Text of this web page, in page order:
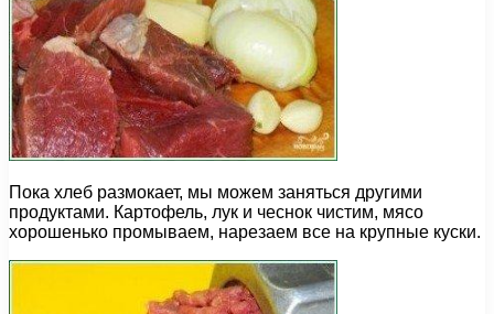
Пока хлеб размокает, мы можем заняться другими
продуктами. Картофель, лук и чеснок чистим, мясо
хорошенько промываем, нарезаем все на крупные куски.